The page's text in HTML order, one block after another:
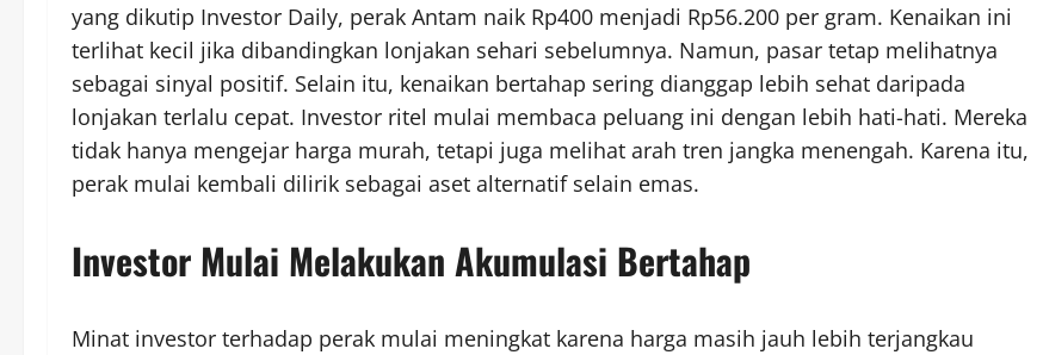
yang dikutip Investor Daily, perak Antam naik Rp400 menjadi Rp56.200 per gram. Kenaikan ini
terlihat kecil jika dibandingkan lonjakan sehari sebelumnya. Namun, pasar tetap melihatnya
sebagai sinyal positif. Selain itu, kenaikan bertahap sering dianggap lebih sehat daripada
lonjakan terlalu cepat. Investor ritel mulai membaca peluang ini dengan lebih hati-hati. Mereka
tidak hanya mengejar harga murah, tetapi juga melihat arah tren jangka menengah. Karena itu,
perak mulai kembali dilirik sebagai aset alternatif selain emas.
Investor Mulai Melakukan Akumulasi Bertahap
Minat investor terhadap perak mulai meningkat karena harga masih jauh lebih terjangkau